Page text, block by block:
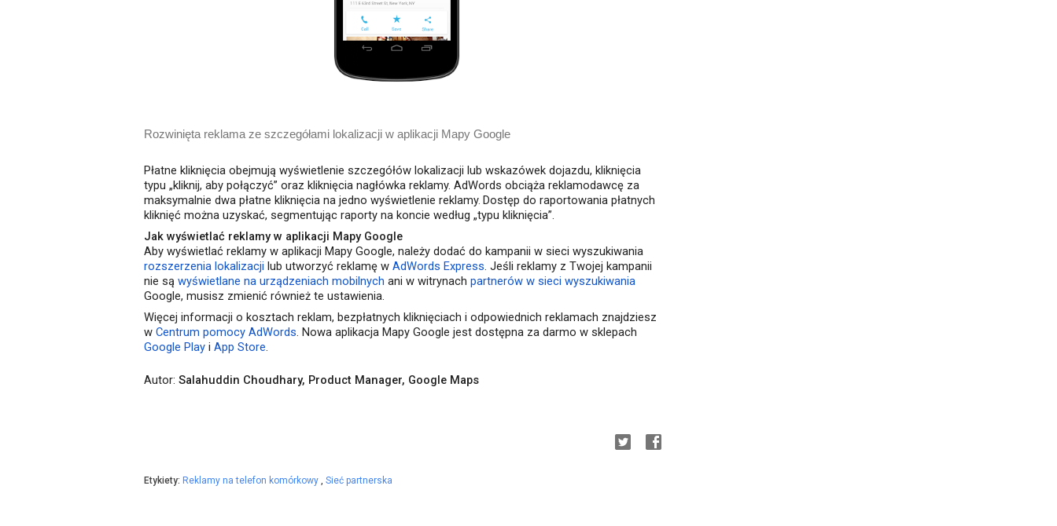
Rozwinięta reklama ze szczegółami lokalizacji w aplikacji Mapy Google
Płatne kliknięcia obejmują wyświetlenie szczegółów lokalizacji lub wskazówek dojazdu, kliknięcia
typu „kliknij, aby połączyć” oraz kliknięcia nagłówka reklamy. AdWords obciąża reklamodawcę za
maksymalnie dwa płatne kliknięcia na jedno wyświetlenie reklamy. Dostęp do raportowania płatnych
kliknięć można uzyskać, segmentując raporty na koncie według „typu kliknięcia”.
Jak wyświetlać reklamy w aplikacji Mapy Google
Aby wyświetlać reklamy w aplikacji Mapy Google, należy dodać do kampanii w sieci wyszukiwania
rozszerzenia lokalizacji lub utworzyć reklamę w AdWords Express. Jeśli reklamy z Twojej kampanii
nie są wyświetlane na urządzeniach mobilnych ani w witrynach partnerów w sieci wyszukiwania
Google, musisz zmienić również te ustawienia.
Więcej informacji o kosztach reklam, bezpłatnych kliknięciach i odpowiednich reklamach znajdziesz
w Centrum pomocy AdWords. Nowa aplikacja Mapy Google jest dostępna za darmo w sklepach
Google Play i App Store.
Autor: Salahuddin Choudhary, Product Manager, Google Maps
Etykiety: Reklamy na telefon komórkowy , Sieć partnerska